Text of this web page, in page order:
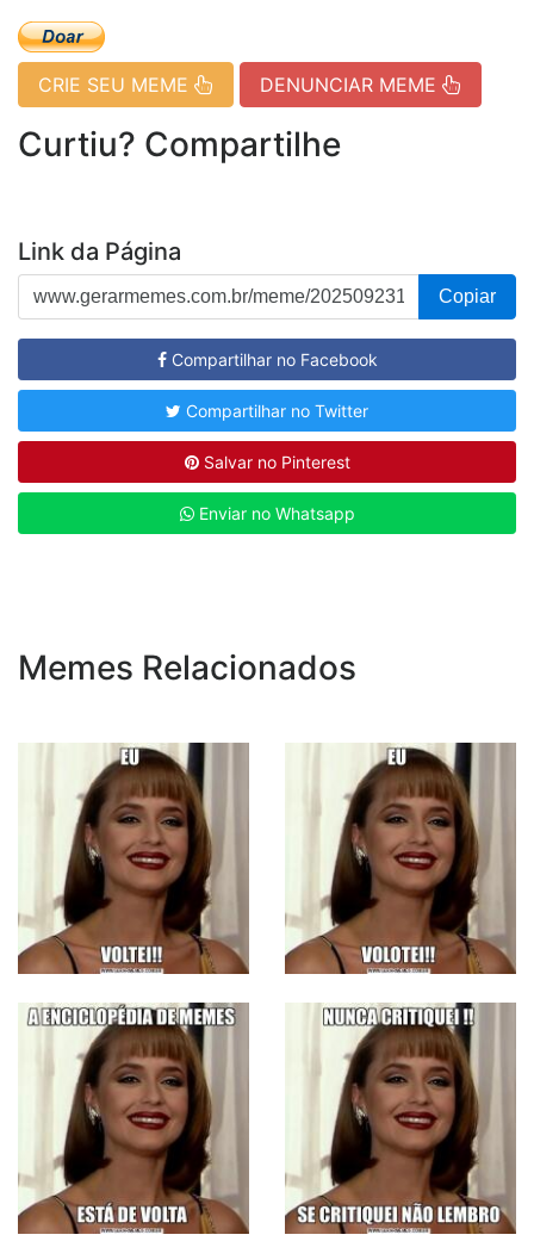
CRIE SEU MEME DENUNCIAR MEME
Curtiu? Compartilhe
Link da Página
Copiar
Compartilhar no Facebook
Compartilhar no Twitter
Salvar no Pinterest
Enviar no Whatsapp
Memes Relacionados